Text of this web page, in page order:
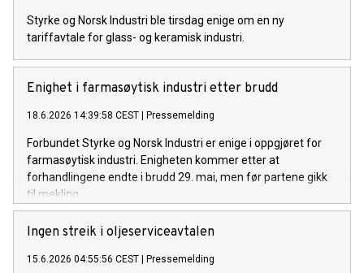
Styrke og Norsk Industri ble tirsdag enige om en ny
tariffavtale for glass- og keramisk industri.
Enighet i farmasøytisk industri etter brudd
18.6.2026 14:39:58 CEST | Pressemelding
Forbundet Styrke og Norsk Industri er enige i oppgjøret for
farmasøytisk industri. Enigheten kommer etter at
forhandlingene endte i brudd 29. mai, men før partene gikk
til mekling.
Ingen streik i oljeserviceavtalen
15.6.2026 04:55:56 CEST | Pressemelding